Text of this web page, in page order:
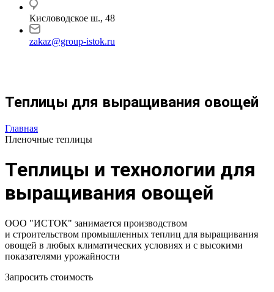
Кисловодское ш., 48
zakaz@group-istok.ru
Теплицы для выращивания овощей
Главная
Пленочные теплицы
Теплицы и технологии для
выращивания овощей
ООО "ИСТОК" занимается производством
и строительством промышленных теплиц для выращивания
овощей в любых климатических условиях и с высокими
показателями урожайности
Запросить стоимость